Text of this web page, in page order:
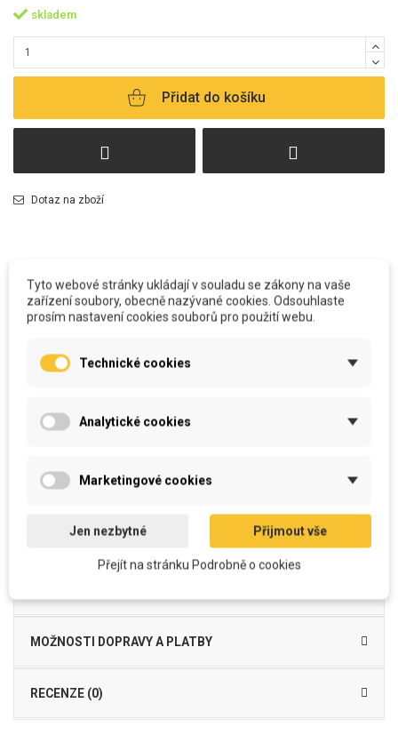
skladem
Přidat do košíku
Dotaz na zboží
POPIS
Všechny polštářkyvyrábíme u nás v šicí dílně. Od potisku, stříhání, šití
Vyroben z kvalitního a příjemného
Je možnéběžně prátpovlak i výplň bez ztráty kvality barevnosti
Povlak 100% PESse zipem na spodní straně
materiálu příjemného na dotek, který je vhodný dointeriérujakodekorační
k odpočinkupod hlavu...
MOŽNOSTI DOPRAVY A PLATBY
RECENZE (0)
Tyto webové stránky ukládají v souladu se zákony na vaše
zařízení soubory, obecně nazývané cookies. Odsouhlaste
prosím nastavení cookies souborů pro použití webu.
Technické cookies
Analytické cookies
Marketingové cookies
Jen nezbytné Přijmout vše
Přejít na stránku Podrobně o cookies